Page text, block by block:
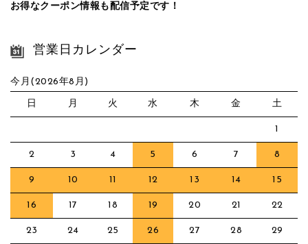
お得なクーポン情報も配信予定です！
営業日カレンダー
今月(2026年8月)
日 月 火 水 木 金 土
1
2 3 4 5 6 7 8
9 10 11 12 13 14 15
16 17 18 19 20 21 22
23 24 25 26 27 28 29